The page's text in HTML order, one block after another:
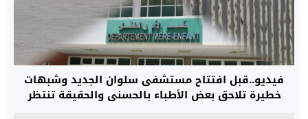
فيديو..قبل افتتاح مستشفى سلوان الجديد وشبهات
خطيرة تلاحق بعض الأطباء بالحسني والحقيقة تنتظر